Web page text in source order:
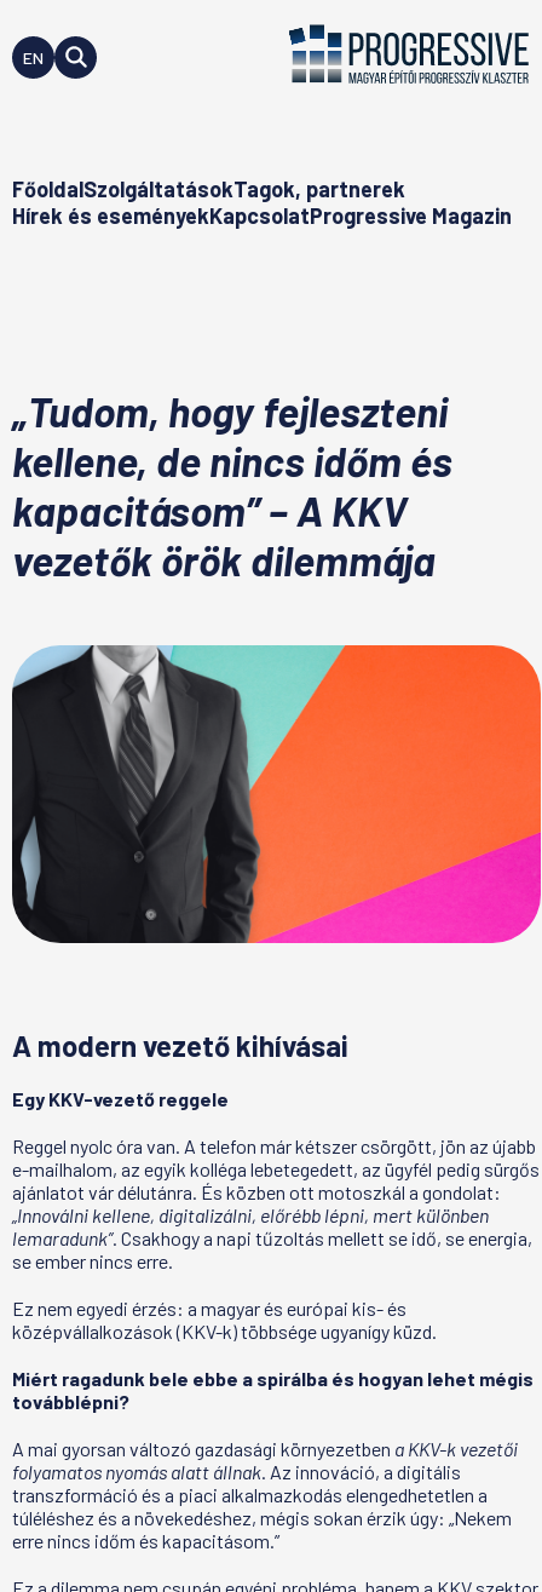
EN
FőoldalSzolgáltatásokTagok, partnerek
Hírek és eseményekKapcsolatProgressive Magazin
„Tudom, hogy fejleszteni
kellene, de nincs időm és
kapacitásom” – A KKV
vezetők örök dilemmája
A modern vezető kihívásai
Egy KKV-vezető reggele
Reggel nyolc óra van. A telefon már kétszer csörgött, jön az újabb
e-mailhalom, az egyik kolléga lebetegedett, az ügyfél pedig sürgős
ajánlatot vár délutánra. És közben ott motoszkál a gondolat:
„Innoválni kellene, digitalizálni, előrébb lépni, mert különben
lemaradunk”. Csakhogy a napi tűzoltás mellett se idő, se energia,
se ember nincs erre.
Ez nem egyedi érzés: a magyar és európai kis- és
középvállalkozások (KKV-k) többsége ugyanígy küzd.
Miért ragadunk bele ebbe a spirálba és hogyan lehet mégis
továbblépni?
A mai gyorsan változó gazdasági környezetben a KKV-k vezetői
folyamatos nyomás alatt állnak . Az innováció, a digitális
transzformáció és a piaci alkalmazkodás elengedhetetlen a
túléléshez és a növekedéshez, mégis sokan érzik úgy: „Nekem
erre nincs időm és kapacitásom.”
Ez a dilemma nem csupán egyéni probléma, hanem a KKV szektor